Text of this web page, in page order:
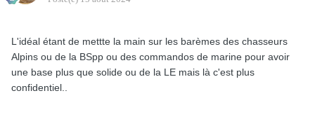
L'idéal étant de mettte la main sur les barèmes des chasseurs
Alpins ou de la BSpp ou des commandos de marine pour avoir
une base plus que solide ou de la LE mais là c'est plus
confidentiel..